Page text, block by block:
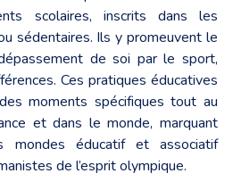
scolaires, inscrits dans les
sédentaires. Ils y promeuvent le
de soi par le sport,
Ces pratiques éducatives
moments spécifiques tout au
et dans le monde, marquant
mondes éducatif et associatif
de l’esprit olympique.